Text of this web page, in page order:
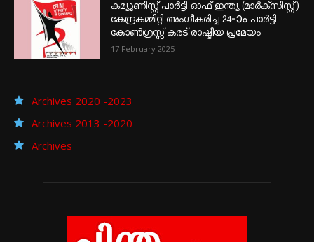
കമ്യൂണിസ്റ്റ് പാർട്ടി ഓഫ് ഇന്ത്യ (മാർക്സിസ്റ്റ്)
കേന്ദ്രകമ്മിറ്റി അംഗീകരിച്ച 24‐ാം പാർട്ടി
കോൺഗ്രസ്സ് കരട് രാഷ്ട്രീയ പ്രമേയം
17 February 2025
Archives 2020 -2023
Archives 2013 -2020
Archives